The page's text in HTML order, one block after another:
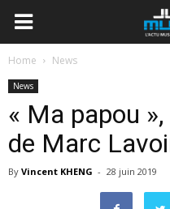
Home News
News
« Ma papou
de Marc
By Vincent KHENG - 28 juin 2019